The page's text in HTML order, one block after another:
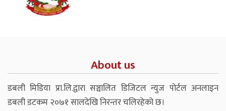
About us
डबली मिडिया प्रा.लि.द्वारा सञ्चालित डिजिटल न्युज पोर्टल अनलाइन
डबली डटकम २०७१ सालदेखि निरन्तर चलिरहेको छ।